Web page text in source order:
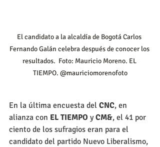
El candidato a la alcaldía de Bogotá Carlos
Fernando Galán celebra después de conocer los
resultados.  Foto: Mauricio Moreno. EL
TIEMPO. @mauriciomorenofoto
En la última encuesta del CNC, en
alianza con EL TIEMPO y CM&, el 41 por
ciento de los sufragios eran para el
candidato del partido Nuevo Liberalismo,